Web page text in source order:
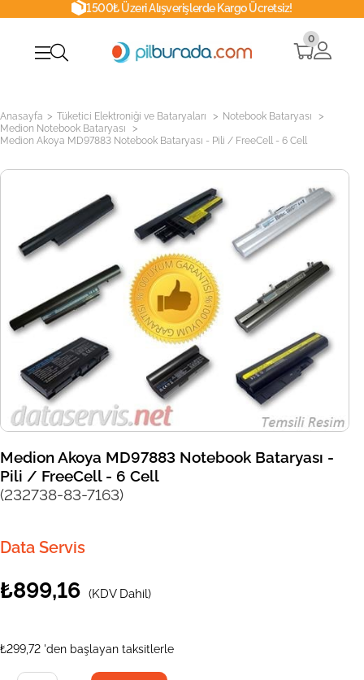
1500₺ Üzeri Alışverişlerde Kargo Ücretsiz!
0
Anasayfa > Tüketici Elektroniği ve Bataryaları > Notebook Bataryası >
Medion Notebook Bataryası >
Medion Akoya MD97883 Notebook Bataryası - Pili / FreeCell - 6 Cell
Medion Akoya MD97883 Notebook Bataryası -
Pili / FreeCell - 6 Cell
(232738-83-7163)
Data Servis
₺899,16 (KDV Dahil)
₺299,72 'den başlayan taksitlerle